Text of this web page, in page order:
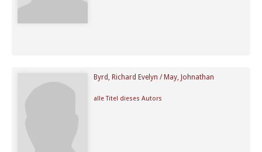
Byrd, Richard Evelyn / May, Johnathan
alle Titel dieses Autors